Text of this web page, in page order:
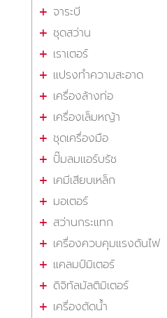
จาระบี
ชุดสว่าน
เราเตอร์
แปรงทำความสะอาด
เครื่องล้างท่อ
เครื่องเล็มหญ้า
ชุดเครื่องมือ
ปั๊มลมแอร์บรัช
เคมีเสียบเหล็ก
มอเตอร์
สว่านกระแทก
เครื่องควบคุมแรงดันไฟ
แคลมป์มิเตอร์
ดิจิทัลมัลติมิเตอร์
เครื่องตัดน้ำ